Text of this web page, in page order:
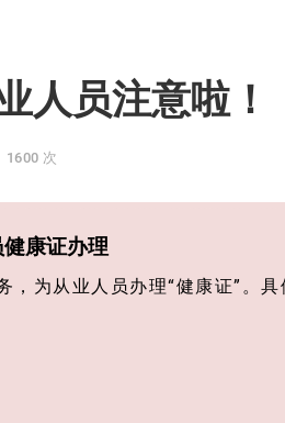
人员注意啦！
1600 次
康证办理
为从业人员办理“健康证”。具